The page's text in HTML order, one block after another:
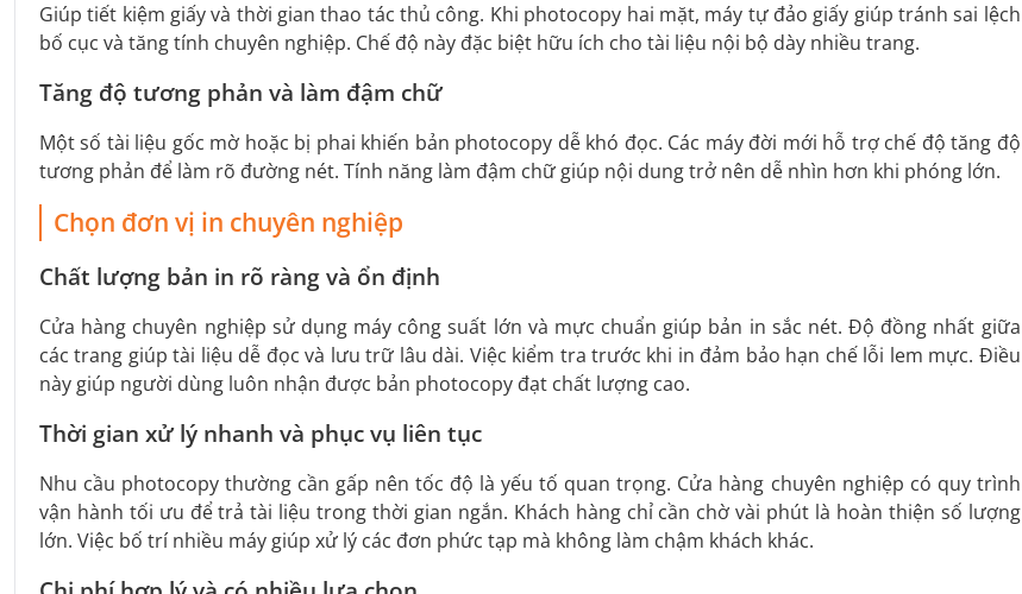
Giúp tiết kiệm giấy và thời gian thao tác thủ công. Khi photocopy hai mặt, máy tự đảo giấy giúp tránh sai lệch
bố cục và tăng tính chuyên nghiệp. Chế độ này đặc biệt hữu ích cho tài liệu nội bộ dày nhiều trang.
Tăng độ tương phản và làm đậm chữ
Một số tài liệu gốc mờ hoặc bị phai khiến bản photocopy dễ khó đọc. Các máy đời mới hỗ trợ chế độ tăng độ
tương phản để làm rõ đường nét. Tính năng làm đậm chữ giúp nội dung trở nên dễ nhìn hơn khi phóng lớn.
Chọn đơn vị in chuyên nghiệp
Chất lượng bản in rõ ràng và ổn định
Cửa hàng chuyên nghiệp sử dụng máy công suất lớn và mực chuẩn giúp bản in sắc nét. Độ đồng nhất giữa
các trang giúp tài liệu dễ đọc và lưu trữ lâu dài. Việc kiểm tra trước khi in đảm bảo hạn chế lỗi lem mực. Điều
này giúp người dùng luôn nhận được bản photocopy đạt chất lượng cao.
Thời gian xử lý nhanh và phục vụ liên tục
Nhu cầu photocopy thường cần gấp nên tốc độ là yếu tố quan trọng. Cửa hàng chuyên nghiệp có quy trình
vận hành tối ưu để trả tài liệu trong thời gian ngắn. Khách hàng chỉ cần chờ vài phút là hoàn thiện số lượng
lớn. Việc bố trí nhiều máy giúp xử lý các đơn phức tạp mà không làm chậm khách khác.